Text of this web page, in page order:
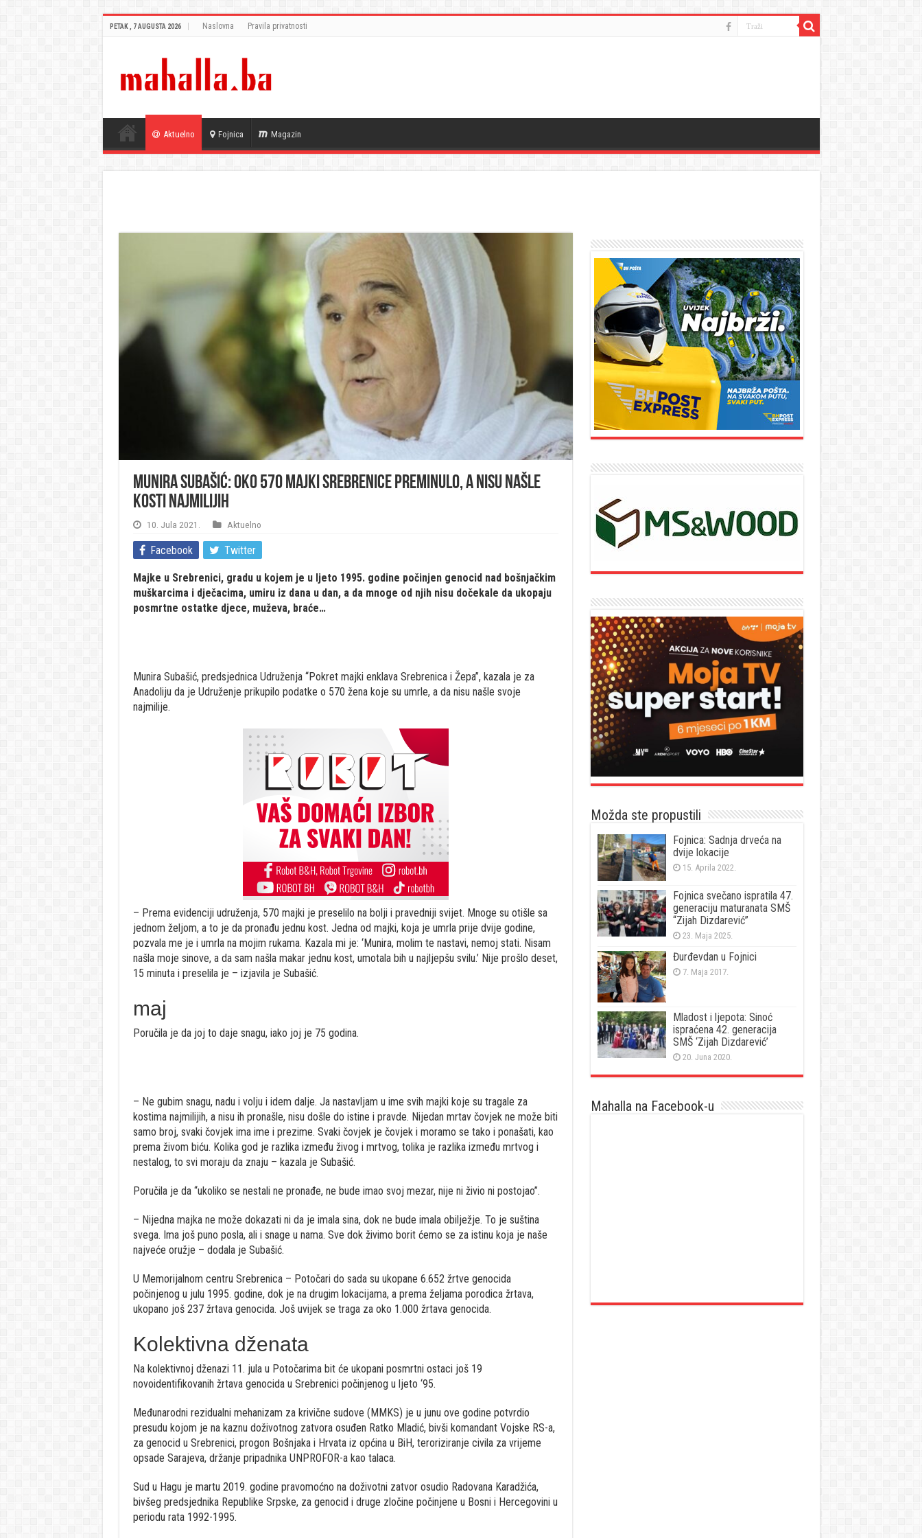
PETAK , 7 AUGUSTA 2026 Naslovna Pravila privatnosti
Aktuelno Fojnica Magazin
Munira Subašić: Oko 570 majki Srebrenice preminulo, a nisu našle
kosti najmilijih
10. Jula 2021. Aktuelno
Facebook Twitter
Majke u Srebrenici, gradu u kojem je u ljeto 1995. godine počinjen genocid nad bošnjačkim
muškarcima i dječacima, umiru iz dana u dan, a da mnoge od njih nisu dočekale da ukopaju
posmrtne ostatke djece, muževa, braće…
Munira Subašić, predsjednica Udruženja “Pokret majki enklava Srebrenica i Žepa”, kazala je za
Anadoliju da je Udruženje prikupilo podatke o 570 žena koje su umrle, a da nisu našle svoje
najmilije.
– Prema evidenciji udruženja, 570 majki je preselilo na bolji i pravedniji svijet. Mnoge su otišle sa
jednom željom, a to je da pronađu jednu kost. Jedna od majki, koja je umrla prije dvije godine,
pozvala me je i umrla na mojim rukama. Kazala mi je: ‘Munira, molim te nastavi, nemoj stati. Nisam
našla moje sinove, a da sam našla makar jednu kost, umotala bih u najljepšu svilu.’ Nije prošlo deset,
15 minuta i preselila je – izjavila je Subašić.
maj
Poručila je da joj to daje snagu, iako joj je 75 godina.
– Ne gubim snagu, nadu i volju i idem dalje. Ja nastavljam u ime svih majki koje su tragale za
kostima najmilijih, a nisu ih pronašle, nisu došle do istine i pravde. Nijedan mrtav čovjek ne može biti
samo broj, svaki čovjek ima ime i prezime. Svaki čovjek je čovjek i moramo se tako i ponašati, kao
prema živom biću. Kolika god je razlika između živog i mrtvog, tolika je razlika između mrtvog i
nestalog, to svi moraju da znaju – kazala je Subašić.
Poručila je da “ukoliko se nestali ne pronađe, ne bude imao svoj mezar, nije ni živio ni postojao”.
– Nijedna majka ne može dokazati ni da je imala sina, dok ne bude imala obilježje. To je suština
svega. Ima još puno posla, ali i snage u nama. Sve dok živimo borit ćemo se za istinu koja je naše
najveće oružje – dodala je Subašić.
U Memorijalnom centru Srebrenica – Potočari do sada su ukopane 6.652 žrtve genocida
počinjenog u julu 1995. godine, dok je na drugim lokacijama, a prema željama porodica žrtava,
ukopano još 237 žrtava genocida. Još uvijek se traga za oko 1.000 žrtava genocida.
Kolektivna dženata
Na kolektivnoj dženazi 11. jula u Potočarima bit će ukopani posmrtni ostaci još 19
novoidentifikovanih žrtava genocida u Srebrenici počinjenog u ljeto ‘95.
Međunarodni rezidualni mehanizam za krivične sudove (MMKS) je u junu ove godine potvrdio
presudu kojom je na kaznu doživotnog zatvora osuđen Ratko Mladić, bivši komandant Vojske RS-a,
za genocid u Srebrenici, progon Bošnjaka i Hrvata iz općina u BiH, teroriziranje civila za vrijeme
opsade Sarajeva, držanje pripadnika UNPROFOR-a kao talaca.
Sud u Hagu je martu 2019. godine pravomoćno na doživotni zatvor osudio Radovana Karadžića,
bivšeg predsjednika Republike Srpske, za genocid i druge zločine počinjene u Bosni i Hercegovini u
periodu rata 1992-1995.
Možda ste propustili
Fojnica: Sadnja drveća na
dvije lokacije
15. Aprila 2022.
Fojnica svečano ispratila 47.
generaciju maturanata SMŠ
“Zijah Dizdarević”
23. Maja 2025.
Đurđevdan u Fojnici
7. Maja 2017.
Mladost i ljepota: Sinoć
ispraćena 42. generacija
SMŠ ‘Zijah Dizdarević’
20. Juna 2020.
Mahalla na Facebook-u